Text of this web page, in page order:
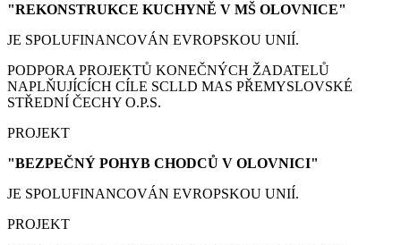
"REKONSTRUKCE KUCHYNĚ V MŠ OLOVNICE"
JE SPOLUFINANCOVÁN EVROPSKOU UNIÍ.
PODPORA PROJEKTŮ KONEČNÝCH ŽADATELŮ
NAPLŇUJÍCÍCH CÍLE SCLLD MAS PŘEMYSLOVSKÉ
STŘEDNÍ ČECHY O.P.S.
PROJEKT
"BEZPEČNÝ POHYB CHODCŮ V OLOVNICI"
JE SPOLUFINANCOVÁN EVROPSKOU UNIÍ.
PROJEKT